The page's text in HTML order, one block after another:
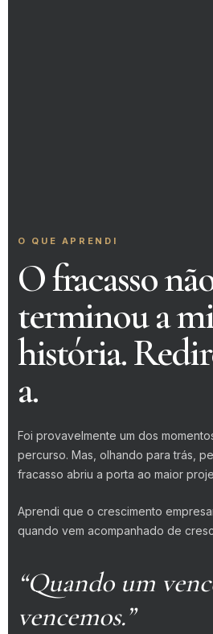
O QUE APRENDI
O fracasso
terminou a
história.
a.
Foi provavelmente um dos
percurso. Mas, olhando para trás,
fracasso abriu a porta ao maior
Aprendi que o crescimento
quando vem acompanhado de
“Quando um
vencemos.”